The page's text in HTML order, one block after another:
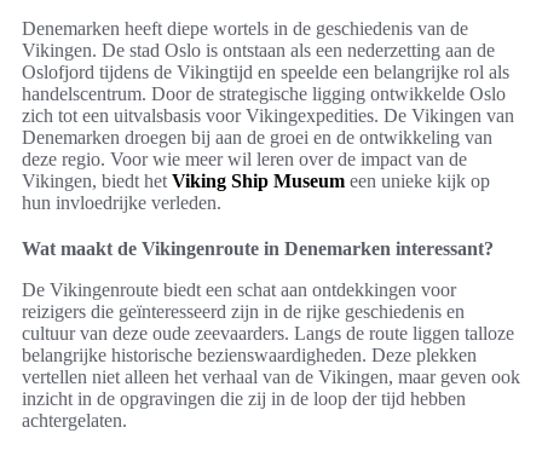
Denemarken heeft diepe wortels in de geschiedenis van de
Vikingen. De stad Oslo is ontstaan als een nederzetting aan de
Oslofjord tijdens de Vikingtijd en speelde een belangrijke rol als
handelscentrum. Door de strategische ligging ontwikkelde Oslo
zich tot een uitvalsbasis voor Vikingexpedities. De Vikingen van
Denemarken droegen bij aan de groei en de ontwikkeling van
deze regio. Voor wie meer wil leren over de impact van de
Vikingen, biedt het Viking Ship Museum een unieke kijk op
hun invloedrijke verleden.
Wat maakt de Vikingenroute in Denemarken interessant?
De Vikingenroute biedt een schat aan ontdekkingen voor
reizigers die geïnteresseerd zijn in de rijke geschiedenis en
cultuur van deze oude zeevaarders. Langs de route liggen talloze
belangrijke historische bezienswaardigheden. Deze plekken
vertellen niet alleen het verhaal van de Vikingen, maar geven ook
inzicht in de opgravingen die zij in de loop der tijd hebben
achtergelaten.